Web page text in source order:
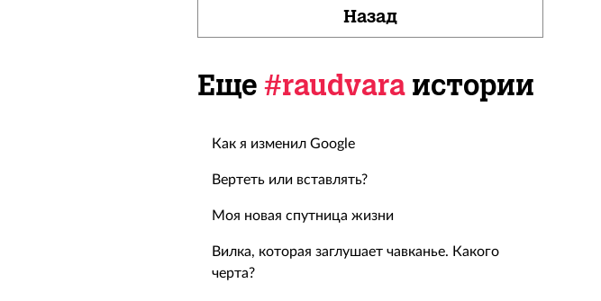
Назад
Еще #raudvara истории
Как я изменил Google
Вертеть или вставлять?
Моя новая спутница жизни
Вилка, которая заглушает чавканье. Какого
черта?